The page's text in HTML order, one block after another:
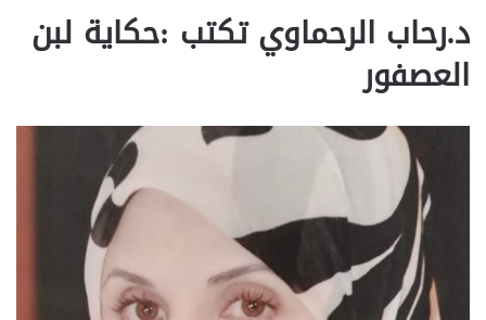
د.رحاب الرحماوي تكتب :حكاية لبن
العصفور